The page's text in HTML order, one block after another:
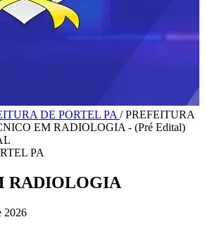
DE PORTEL PA / PREFEITURA
EM RADIOLOGIA - (Pré Edital)
PA
RADIOLOGIA
2026